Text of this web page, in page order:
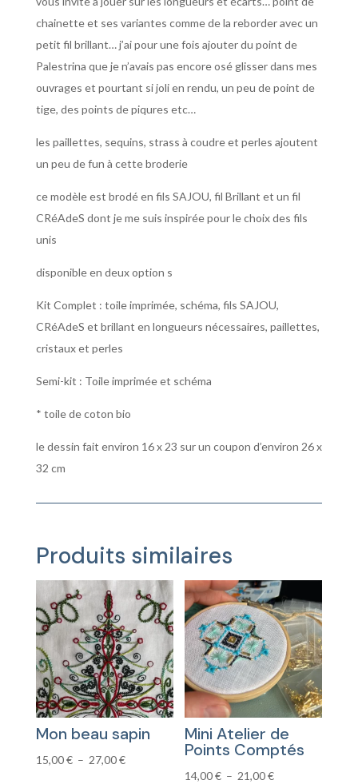
chainette et ses variantes comme de la reborder avec un
petit fil brillant… j’ai pour une fois ajouter du point de
Palestrina que je n’avais pas encore osé glisser dans mes
ouvrages et pourtant si joli en rendu, un peu de point de
tige, des points de piqures etc…
les paillettes, sequins, strass à coudre et perles ajoutent
un peu de fun à cette broderie
ce modèle est brodé en fils SAJOU, fil Brillant et un fil
CRéAdeS dont je me suis inspirée pour le choix des fils
unis
disponible en deux option s
Kit Complet : toile imprimée, schéma, fils SAJOU,
CRéAdeS et brillant en longueurs nécessaires, paillettes,
cristaux et perles
Semi-kit : Toile imprimée et schéma
* toile de coton bio
le dessin fait environ 16 x 23 sur un coupon d’environ 26 x
32 cm
Produits similaires
Mon beau sapin
15,00€ – 27,00€Plage
Mini Atelier de
Points Comptés
14,00€ – 21,00€Plage